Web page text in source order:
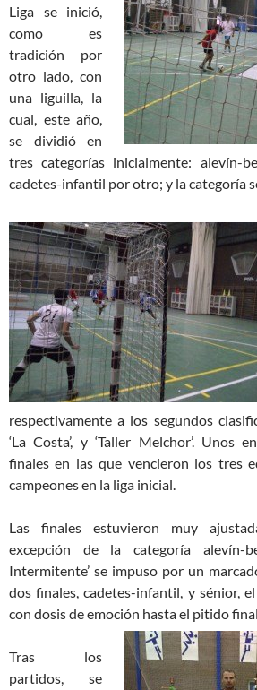
Liga se inició,
como es
tradición por
otro lado, con
una liguilla, la
cual, este año,
se dividió en
tres categorías inicialmente: alevín-
cadetes-infantil por otro; y la categoría
respectivamente a los segundos
‘La Costa’, y ‘Taller Melchor’. Unos
finales en las que vencieron los tres
campeones en la liga inicial.
Las finales estuvieron muy
excepción de la categoría alevín-
Intermitente’ se impuso por un
dos finales, cadetes-infantil, y sénior,
con dosis de emoción hasta el pitido
Tras los
partidos, se